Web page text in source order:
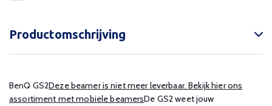
Productomschrijving
BenQ GS2Deze beamer is niet meer leverbaar. Bekijk hier ons
assortiment met mobiele beamersDe GS2 weet jouw